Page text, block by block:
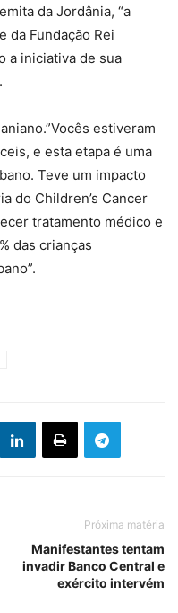
da Jordânia, “a
da Fundação Rei
a iniciativa de sua
Vocês estiveram
e esta etapa é uma
Teve um impacto
do Children’s Cancer
tratamento médico e
das crianças
Próxima matéria
Manifestantes tentam
invadir Banco Central e
exército intervém